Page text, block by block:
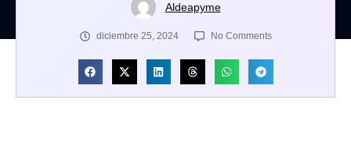
Aldeapyme
diciembre 25, 2024 No Comments